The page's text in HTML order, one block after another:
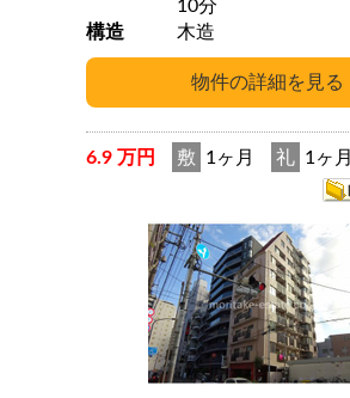
10分
構造
木造
6.9 万円 敷 1ヶ月 礼 1ヶ月